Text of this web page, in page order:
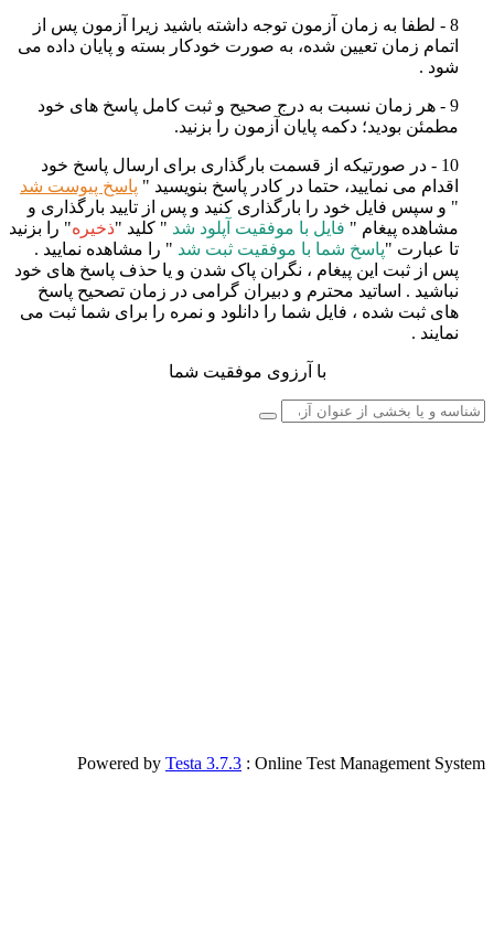
8 - لطفا به زمان آزمون توجه داشته باشید زیرا آزمون پس از
اتمام زمان تعیین شده، به صورت خودکار بسته و پایان داده می
شود .
9 - هر زمان نسبت به درج صحیح و ثبت کامل پاسخ های خود
مطمئن بودید؛ دکمه پایان آزمون را بزنید.
10 - در صورتیکه از قسمت بارگذاری برای ارسال پاسخ خود
اقدام می نمایید، حتما در کادر پاسخ بنویسید " پاسخ پیوست شد
" و سپس فایل خود را بارگذاری کنید و پس از تایید بارگذاری و
مشاهده پیغام " فایل با موفقیت آپلود شد " کلید "ذخیره" را بزنید
تا عبارت "پاسخ شما با موفقیت ثبت شد " را مشاهده نمایید .
پس از ثبت این پیغام ، نگران پاک شدن و یا حذف پاسخ های خود
نباشید . اساتید محترم و دبیران گرامی در زمان تصحیح پاسخ
های ثبت شده ، فایل شما را دانلود و نمره را برای شما ثبت می
نمایند .
با آرزوی موفقیت شما
Powered by Testa 3.7.3 : Online Test Management System